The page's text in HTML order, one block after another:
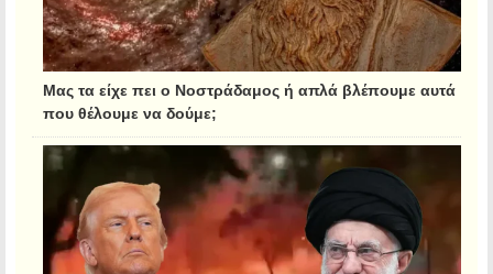
Μας τα είχε πει ο Νοστράδαμος ή απλά βλέπουμε αυτά
που θέλουμε να δούμε;